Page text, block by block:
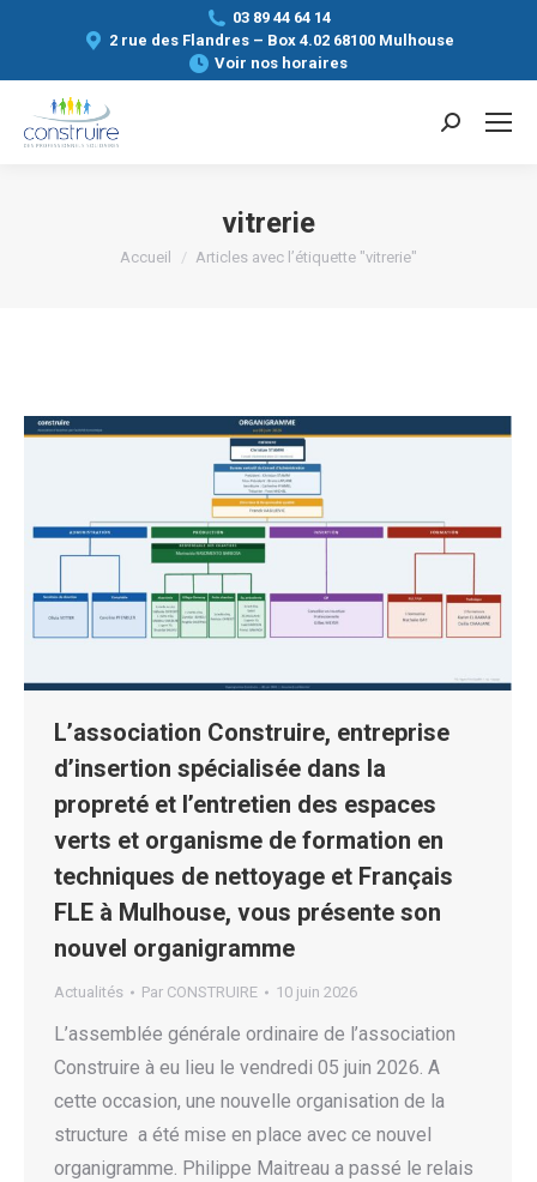
03 89 44 64 14
2 rue des Flandres – Box 4.02 68100 Mulhouse
Voir nos horaires
Search:
vitrerie
Vous êtes ici :
Accueil Articles avec l’étiquette "vitrerie"
L’association Construire, entreprise
d’insertion spécialisée dans la
propreté et l’entretien des espaces
verts et organisme de formation en
techniques de nettoyage et Français
FLE à Mulhouse, vous présente son
nouvel organigramme
Actualités Par CONSTRUIRE 10 juin 2026
L’assemblée générale ordinaire de l’association
Construire à eu lieu le vendredi 05 juin 2026. A
cette occasion, une nouvelle organisation de la
structure a été mise en place avec ce nouvel
organigramme. Philippe Maitreau a passé le relais